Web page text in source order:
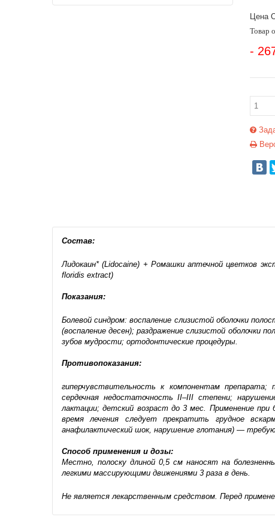
Цена
Товар
-
Состав:
Лидокаин* (Lidocaine) + Ромашки аптечной цветков
floridis extract)
Показания:
Болевой синдром: воспаление слизистой оболочки
(воспаление десен); раздражение слизистой оболочки
зубов мудрости; ортодонтические процедуры.
Противопоказания:
гиперчувствительность к компонентам препарата;
сердечная недостаточность II–III степени;
лактации; детский возраст до 3 мес. Применение при
время лечения следует прекратить грудное
анафилактический шок, нарушение глотания) —
Способ применения и дозы:
Местно, полоску длиной 0,5 см наносят на
легкими массирующими движениями 3 раза в день.
Не является лекарственным средством. Перед